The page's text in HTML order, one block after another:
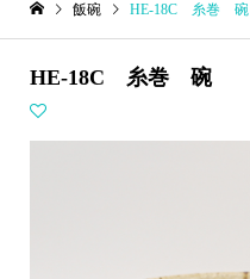
飯碗 HE-18C 糸巻 碗
HE-18C 糸巻 碗